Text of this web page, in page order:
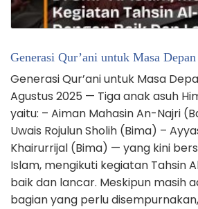
Generasi Qur’ani untuk Masa
Generasi Qur’ani untuk Masa
Agustus 2025 — Tiga anak asuh
yaitu: – Aiman Mahasin An-Najri
Uwais Rojulun Sholih (Bima) –
Khairurrijal (Bima) — yang kini
Islam, mengikuti kegiatan Tahsin
baik dan lancar. Meskipun masih
bagian yang perlu